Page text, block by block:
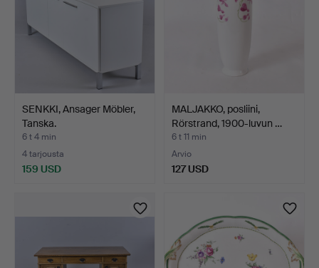
SENKKI, Ansager Möbler,
Tanska.
6 t 4 min
4 tarjousta
159 USD
MALJAKKO, posliini,
Rörstrand, 1900-luvun …
6 t 11 min
Arvio
127 USD